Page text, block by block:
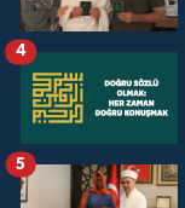
4
5
Yozgat
Zonguldak